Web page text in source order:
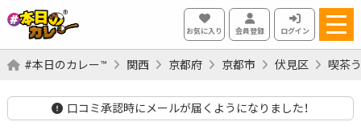
お気に入り 会員登録 ログイン
#本日のカレー™ 関西 京都府 京都市 伏見区 喫茶
口コミ承認時にメールが届くようになりました！